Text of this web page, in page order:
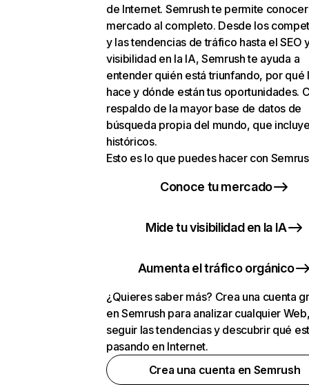
de Internet. Semrush te permite
mercado al completo. Desde los
y las tendencias de tráfico hasta el SEO
visibilidad en la IA, Semrush te ayuda a
entender quién está triunfando, por qué
hace y dónde están tus oportunidades.
respaldo de la mayor base de datos de
búsqueda propia del mundo, que
históricos.
Esto es lo que puedes hacer con
Conoce tu mercado
Mide tu visibilidad en la IA
Aumenta el tráfico orgánico
¿Quieres saber más? Crea una cuenta
en Semrush para analizar cualquier
seguir las tendencias y descubrir qué
pasando en Internet.
Crea una cuenta en Semrush